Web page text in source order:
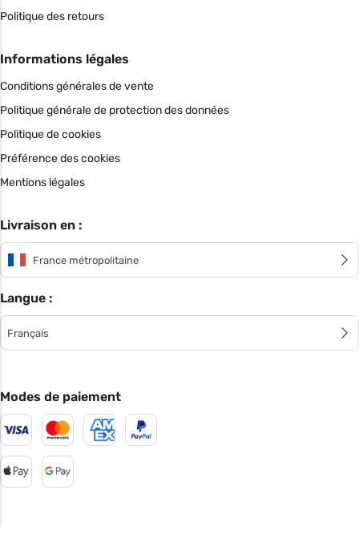
Politique des retours
Informations légales
Conditions générales de vente
Politique générale de protection des données
Politique de cookies
Préférence des cookies
Mentions légales
Livraison en :
France métropolitaine
Langue :
Français
Modes de paiement